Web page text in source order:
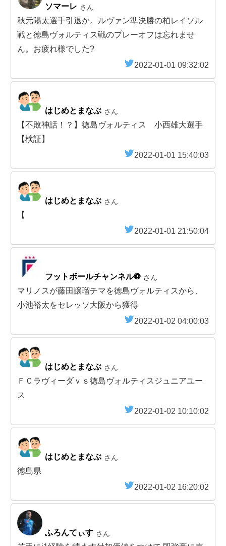
ソマーレ さん
秋元陽太選手引退か。ルヴァン準決勝の柏レイソル
戦と徳島ヴォルティス戦のプレーオフは忘れませ
ん。お疲れ様でした?
2022-01-01 09:32:02
はじめとまなぶ さん
【不敗神話！？】徳島ヴォルティス 小西雄大選手
【検証】
2022-01-01 15:40:03
はじめとまなぶ さん
【
2022-01-01 21:50:04
フットボールチャンネル⚽️ さん
マリノスが藤田譲瑠チマを徳島ヴォルティスから、
小池裕太をセレッソ大阪から獲得
2022-01-02 04:00:03
はじめとまなぶ さん
ＦＣラヴィーダｖｓ徳島ヴォルティスジュニアユー
ス
2022-01-02 10:10:02
はじめとまなぶ さん
徳島県
2022-01-02 16:20:02
ふろんてぃす さん